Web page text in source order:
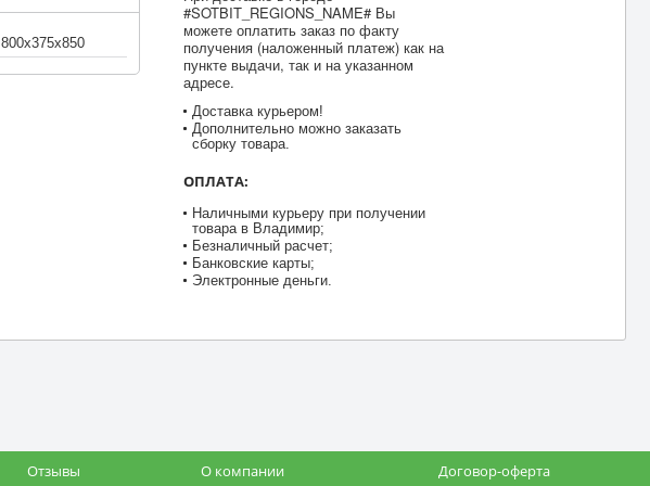
800х375х850
#SOTBIT_REGIONS_NAME# Вы
можете оплатить заказ по факту
получения (наложенный платеж) как на
пункте выдачи, так и на указанном
адресе.
Доставка курьером!
Дополнительно можно заказать
сборку товара.
ОПЛАТА:
Наличными курьеру при получении
товара в Владимир;
Безналичный расчет;
Банковские карты;
Электронные деньги.
Отзывы О компании Договор-оферта